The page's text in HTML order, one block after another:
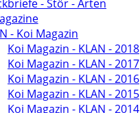
- Stör - Arten
- Koi Magazin
Koi Magazin - KLAN - 2018
Koi Magazin - KLAN - 2017
Koi Magazin - KLAN - 2016
Koi Magazin - KLAN - 2015
Koi Magazin - KLAN - 2014